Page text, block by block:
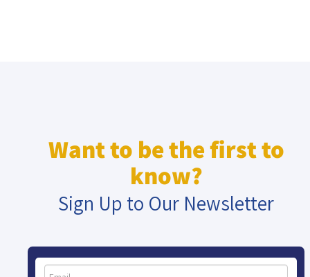
Want to be the first to
know?
Sign Up to Our Newsletter